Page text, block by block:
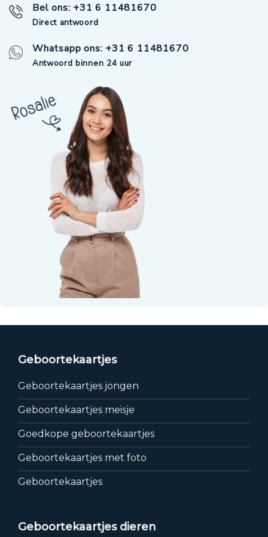
Bel ons: +31 6 11481670
Direct antwoord
Whatsapp ons: +31 6 11481670
Antwoord binnen 24 uur
Geboortekaartjes
Geboortekaartjes jongen
Geboortekaartjes meisje
Goedkope geboortekaartjes
Geboortekaartjes met foto
Geboortekaartjes
Geboortekaartjes dieren